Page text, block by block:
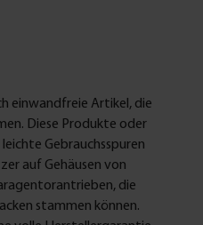
einwandfreie Artikel, die
Diese Produkte oder
Gebrauchsspuren
auf Gehäusen von
die
stammen können.